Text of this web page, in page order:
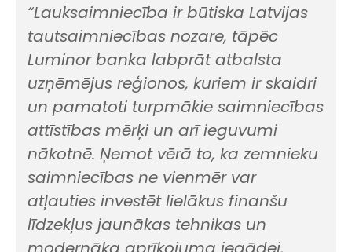
“Lauksaimniecība ir būtiska Latvijas
tautsaimniecības nozare, tāpēc
Luminor banka labprāt atbalsta
uzņēmējus reģionos, kuriem ir skaidri
un pamatoti turpmākie saimniecības
attīstības mērķi un arī ieguvumi
nākotnē. Ņemot vērā to, ka zemnieku
saimniecības ne vienmēr var
atļauties investēt lielākus finanšu
līdzekļus jaunākas tehnikas un